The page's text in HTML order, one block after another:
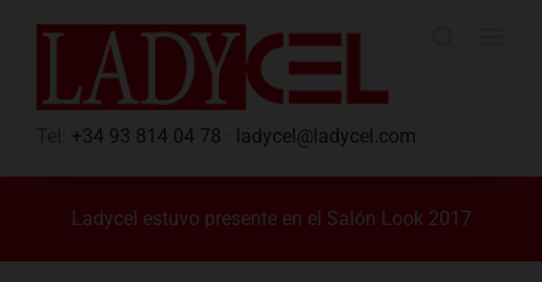
+34 93 814 04 78 ladycel@ladycel.com
Ladycel estuvo presente en el Salón Look 2017